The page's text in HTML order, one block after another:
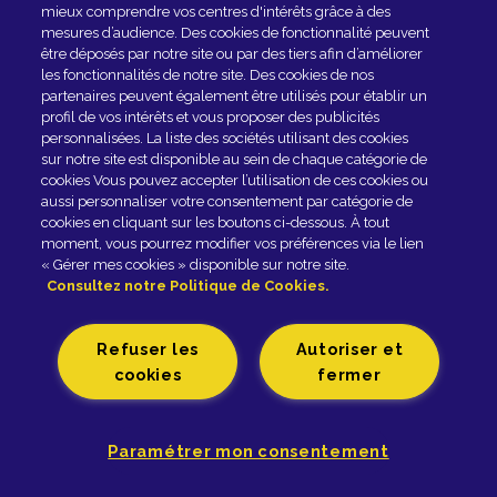
Fromagerie GRAINDORGE - 42, rue Général-Leclerc -
14140 LIVAROT - Tél. 02 31 48 20 00 |
Mentions légales
Politique de Gestion des cookies
Politique de Protection des Données Personnelles
Accessibilité
Paramètres des cookies
mieux comprendre vos centres d'intérêts grâce à des
mesures d’audience. Des cookies de fonctionnalité peuvent
être déposés par notre site ou par des tiers afin d’améliorer
les fonctionnalités de notre site. Des cookies de nos
partenaires peuvent également être utilisés pour établir un
profil de vos intérêts et vous proposer des publicités
personnalisées. La liste des sociétés utilisant des cookies
sur notre site est disponible au sein de chaque catégorie de
cookies Vous pouvez accepter l’utilisation de ces cookies ou
aussi personnaliser votre consentement par catégorie de
cookies en cliquant sur les boutons ci-dessous. À tout
moment, vous pourrez modifier vos préférences via le lien
« Gérer mes cookies » disponible sur notre site.
Consultez notre Politique de Cookies.
Autoriser et
fermer
Refuser les
cookies
Paramétrer mon consentement